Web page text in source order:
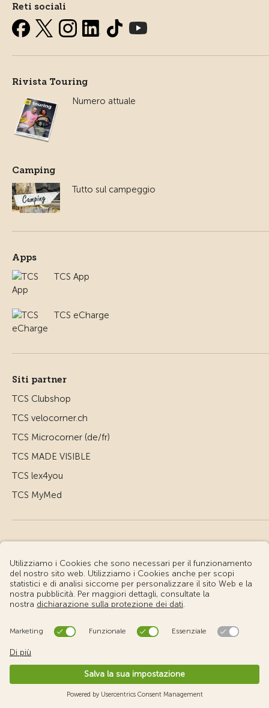
Reti sociali
Rivista Touring
Numero attuale
Camping
Tutto sul campeggio
Apps
TCS App
TCS eCharge
Siti partner
TCS Clubshop
TCS velocorner.ch
TCS Microcorner (de/fr)
TCS MADE VISIBLE
TCS lex4you
TCS MyMed
© Touring Club Svizzero
Protezione dei dati
Impostazione cookie